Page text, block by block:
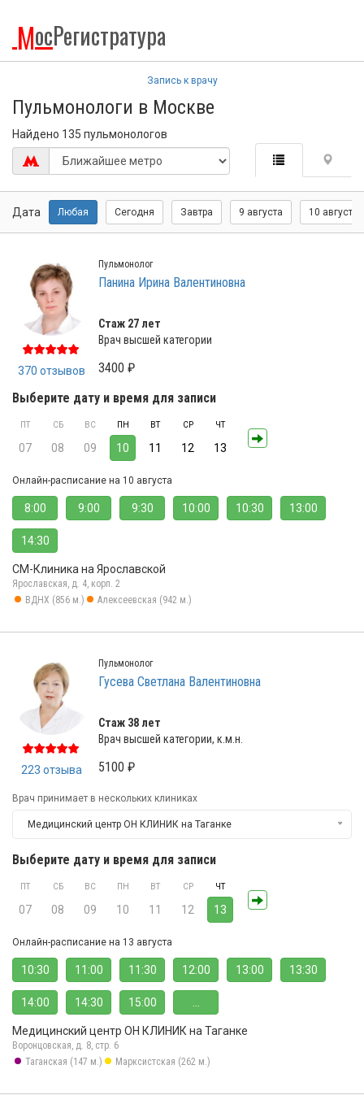
МосРегистратура
Запись к врачу
Пульмонологи в Москве
Найдено 135 пульмонологов
Дата Любая Сегодня Завтра 9 августа 10 августа
370 отзывов
Пульмонолог
Панина Ирина Валентиновна
Стаж 27 лет
Врач высшей категории
3400 ₽
Выберите дату и время для записи
ПТ
07
СБ
08
ВС
09
ПН
10
ВТ
11
СР
12
ЧТ
13
Онлайн-расписание на 10 августа
8:00 9:00 9:30 10:00 10:30 13:00
14:30
СМ-Клиника на Ярославской
Ярославская, д. 4, корп. 2
ВДНХ (856 м.)
Алексеевская (942 м.)
223 отзыва
Пульмонолог
Гусева Светлана Валентиновна
Стаж 38 лет
Врач высшей категории, к.м.н.
5100 ₽
Врач принимает в нескольких клиниках
Медицинский центр ОН КЛИНИК на Таганке
Выберите дату и время для записи
ПТ
07
СБ
08
ВС
09
ПН
10
ВТ
11
СР
12
ЧТ
13
Онлайн-расписание на 13 августа
10:30 11:00 11:30 12:00 13:00 13:30
14:00 14:30 15:00
Медицинский центр ОН КЛИНИК на Таганке
Воронцовская, д. 8, стр. 6
Таганская (147 м.)
Марксистская (262 м.)